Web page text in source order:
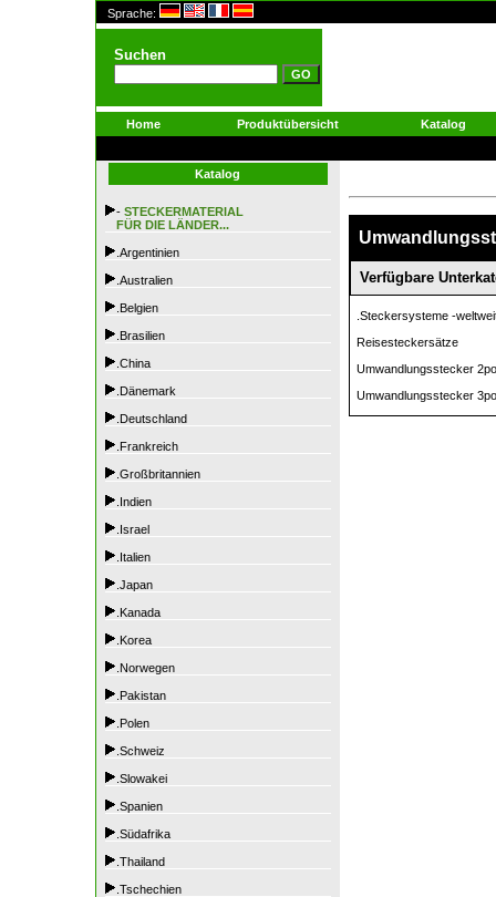
Sprache:
Suchen
Home Produktübersicht Katalog
Katalog
- STECKERMATERIAL
FÜR DIE LÄNDER...
.Argentinien
.Australien
.Belgien
.Brasilien
.China
.Dänemark
.Deutschland
.Frankreich
.Großbritannien
.Indien
.Israel
.Italien
.Japan
.Kanada
.Korea
.Norwegen
.Pakistan
.Polen
.Schweiz
.Slowakei
.Spanien
.Südafrika
.Thailand
.Tschechien
Verfügbare
.Steckersysteme -
Reisesteckersätze
Umwandlungsstecker
Umwandlungsstecker